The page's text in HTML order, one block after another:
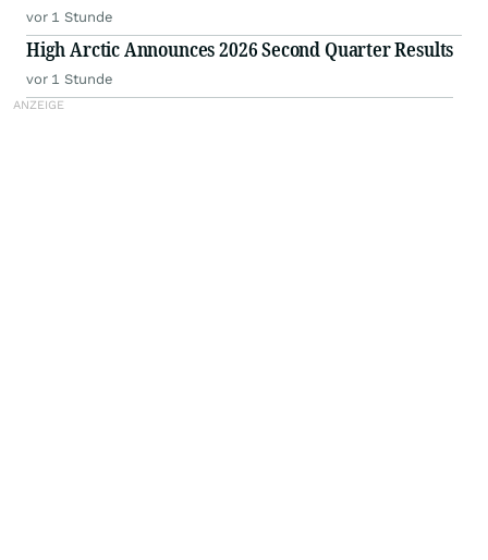
vor 1 Stunde
High Arctic Announces 2026 Second Quarter Results
vor 1 Stunde